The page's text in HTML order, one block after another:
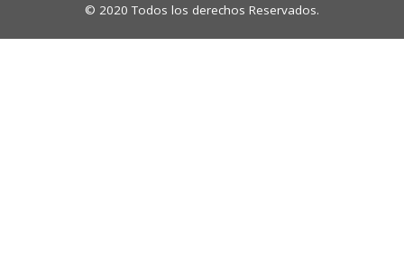
© 2020 Todos los derechos Reservados.